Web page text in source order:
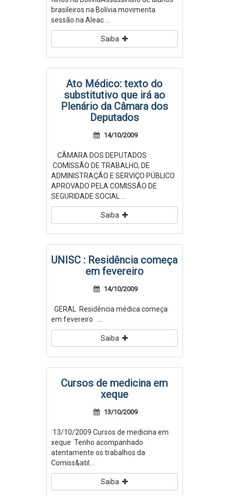
brasileiros na Bolívia movimenta
sessão na Aleac ...
Saiba
Ato Médico: texto do
substitutivo que irá ao
Plenário da Câmara dos
Deputados
14/10/2009
CÂMARA DOS DEPUTADOS
COMISSÃO DE TRABALHO, DE
ADMINISTRAÇÃO E SERVIÇO PÚBLICO
APROVADO PELA COMISSÃO DE
SEGURIDADE SOCIAL ...
Saiba
UNISC : Residência começa
em fevereiro
14/10/2009
GERAL Residência médica começa
em fevereiro ...
Saiba
Cursos de medicina em
xeque
13/10/2009
13/10/2009 Cursos de medicina em
xeque Tenho acompanhado
atentamente os trabalhos da
Comiss&atil...
Saiba